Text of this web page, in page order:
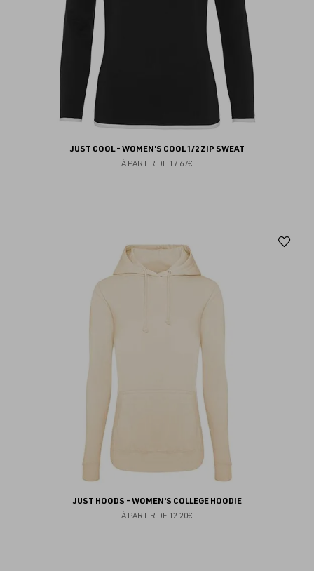
JUST COOL - WOMEN'S COOL 1/2 ZIP SWEAT
À PARTIR DE 17.67€
JUST HOODS - WOMEN'S COLLEGE HOODIE
À PARTIR DE 12.20€